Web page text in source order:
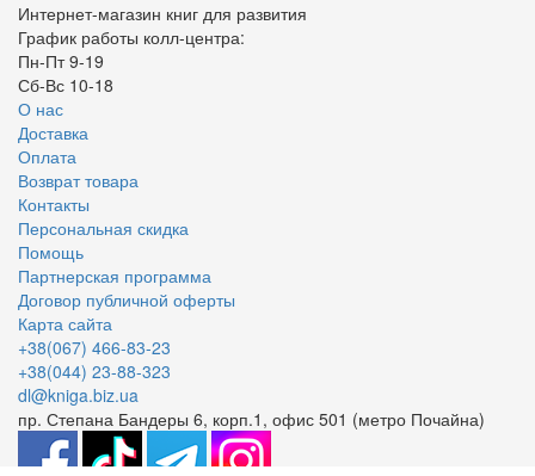
Интернет-магазин книг для развития
График работы колл-центра:
Пн-Пт 9-19
Сб-Вс 10-18
О нас
Доставка
Оплата
Возврат товара
Контакты
Персональная скидка
Помощь
Партнерская программа
Договор публичной оферты
Карта сайта
+38(067) 466-83-23
+38(044) 23-88-323
dl@kniga.biz.ua
пр. Степана Бандеры 6, корп.1, офис 501 (метро Почайна)